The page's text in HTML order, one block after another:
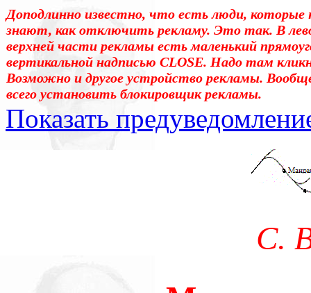
Доподлинно известно, что есть люди, которые
знают, как отключить рекламу. Это так. В
верхней части рекламы есть маленький
вертикальной надписью CLOSE. Надо там
Возможно и другое устройство рекламы.
всего установить блокировщик рекламы.
Показать
Уважаемые! Умоляю: не
отошли от суеты. – Перед
достаточно, чтоб
С.